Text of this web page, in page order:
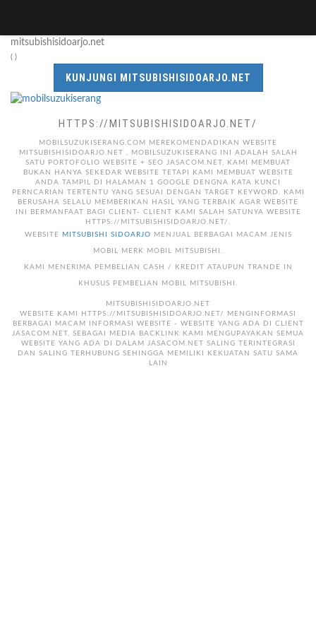
mitsubishisidoarjo.net
( )
KUNJUNGI MITSUBISHISIDOARJO.NET
HTTPS://MITSUBISHISIDOARJO.NET/
MOBILSUZUKISERANG.COM MEREKOMENDADIKAN WEBSITE
MITSUBISHISIDOARJO.NET , MOBILSUZUKISERANG INI ADALAH SALAH
SATU PORTOFOLIO WEBSITE + SEO JASACOM.NET, KAMI MEMBUAT
BUKAN HANYA SEKEDAR WEBSITE TETAPI KAMI MEMBUAT WEBSITE
ANDA TAMPIL DI HALAMAN 1 GOOGLE DENGNA KATA KUNCI
PERNCARIAN TERTENTU YANG SESUAI DENGAN TARGET KEYWORD. KAMI
BERUSAHA SELALU MEMBERIKAN HASIL YANG TERBAIK AGAR WEBSITE
INI BERMANFAAT BAGI CLIENT- CLIENT KAMI SALAH SATUNYA WEBSITE
HTTPS://MITSUBISHISIDOARJO.NET/.
WEBSITE MITSUBISHI SIDOARJO MENJUAL BERBAGAI MACAM JENIS
MOBIL MERK MOBIL MITSUBISHI.
KAMI MENERIMA PEMBELIAN CASH / KREDIT ATAUPUN TRANDE IN
KHUSUS PEMBELIAN MOBIL MITSUBISHI.
MITSUBISHISIDOARJO.NET
WEBSITE KAMI HTTPS://MITSUBISHISIDOARJO.NET/ MENGINFORMASI
BERBAGAI MACAM INFORMASI WEBSITE - WEBSITE YANG ADA DI CLIENT
JASACOM.NET, SEBAGAI MEDIA BACKLINK KAMI MENGUPAYAKAN SEMUA
WEBSITE YANG ADA DI DALAM JASACOM.NET SALING TERINTEGRASI
DAN SALING TERHUBUNG SEHINGGA MEMILIKI KEKUATAN SATU SAMA
LAIN